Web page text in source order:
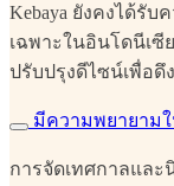
Kebaya ยังคงได้รั
เฉพาะในอินโดนีเซี
ปรับปรุงดีไซน์เพื่อ
มีความพยายามใ
การจัดเทศกาลและ